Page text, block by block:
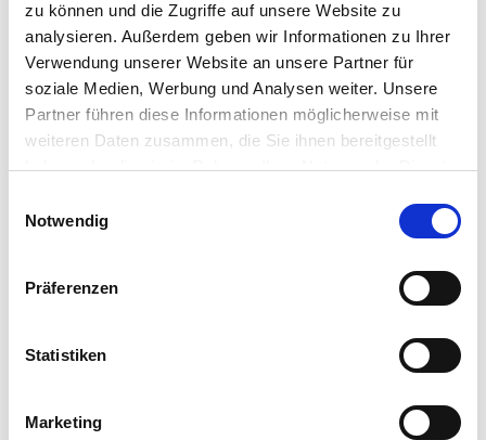
zu können und die Zugriffe auf unsere Website zu
analysieren. Außerdem geben wir Informationen zu Ihrer
Verwendung unserer Website an unsere Partner für
soziale Medien, Werbung und Analysen weiter. Unsere
Partner führen diese Informationen möglicherweise mit
weiteren Daten zusammen, die Sie ihnen bereitgestellt
haben oder die sie im Rahmen Ihrer Nutzung der Dienste
Impressum
Notwendig
Präferenzen
Statistiken
Marketing
Die Uth GmbH ist ein mittelständisches
Maschinenbauunternehmen mit Standort im
Fuldaer Münsterfeld, welches 2021 etwa 100
Angestellte und Auszubildende zählt. Anna-Maria
Uth aus der Personalabteilung erzählt im
Praktikumswoche ihren neuen Auszubildenden
gefunden hat. Die Praktikumswoche stellte sich als
ideales Angebot heraus, in den Sommerferien
neue Gesichter
kennenzulernen und Schüler:innen die Möglichkeit